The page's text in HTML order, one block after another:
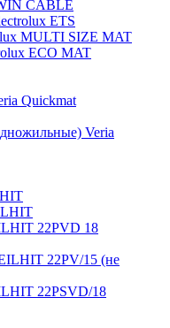
CABLE
ETS
MULTI SIZE MAT
ECO MAT
Quickmat
Veria
22PVD 18
22PV/15 (не
22PSVD/18